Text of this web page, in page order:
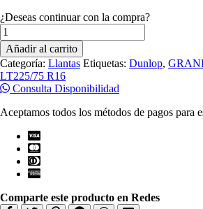
¿Deseas continuar con la compra?
Llantas
Dunlop
GRANDTREK
AT3
LT225/75R16
cantidad
Añadir al carrito
Categoría: Llantas Etiquetas: Dunlop,
LT225/75 R16
Consulta Disponibilidad
Aceptamos todos los métodos de pagos para
Comparte este producto en Redes